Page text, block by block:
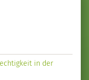
in der